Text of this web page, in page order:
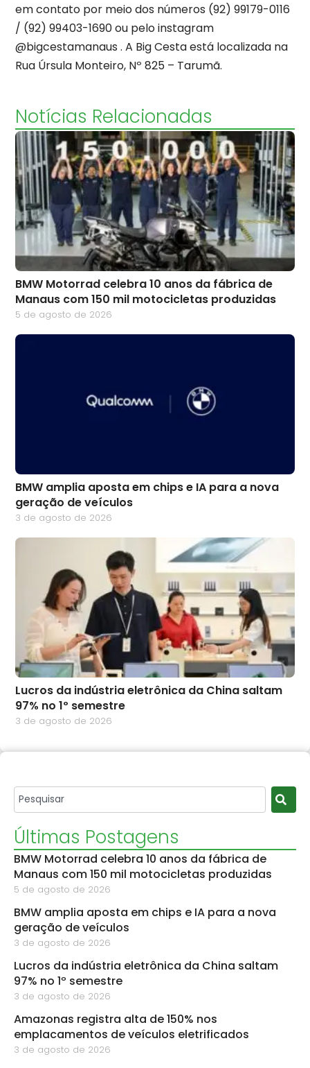
em contato por meio dos números (92) 99179-0116
/ (92) 99403-1690 ou pelo instagram
@bigcestamanaus . A Big Cesta está localizada na
Rua Úrsula Monteiro, Nº 825 – Tarumã.
Notícias Relacionadas
BMW Motorrad celebra 10 anos da fábrica de
Manaus com 150 mil motocicletas produzidas
5 de agosto de 2026
BMW amplia aposta em chips e IA para a nova
geração de veículos
3 de agosto de 2026
Lucros da indústria eletrônica da China saltam
97% no 1º semestre
3 de agosto de 2026
Últimas Postagens
BMW Motorrad celebra 10 anos da fábrica de
Manaus com 150 mil motocicletas produzidas
5 de agosto de 2026
BMW amplia aposta em chips e IA para a nova
geração de veículos
3 de agosto de 2026
Lucros da indústria eletrônica da China saltam
97% no 1º semestre
3 de agosto de 2026
Amazonas registra alta de 150% nos
emplacamentos de veículos eletrificados
3 de agosto de 2026